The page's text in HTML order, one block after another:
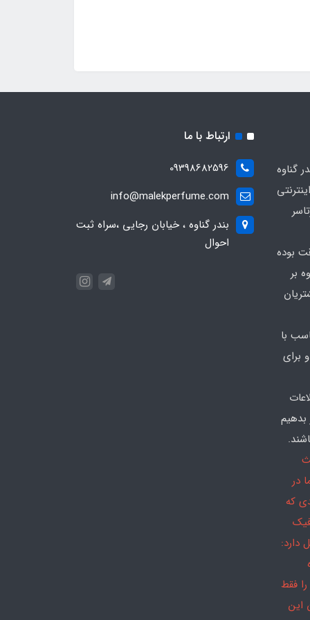
گناوه
بوده
بر
با
برای
بدهیم
در
که
دارد:
فقط
این
ارتباط با ما
09398682596
info@malekperfume.com
بندر گناوه ، خیابان رجایی ،سراه ثبت
احوال